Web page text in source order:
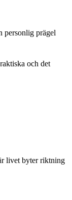
personlig prägel
och det
livet byter riktning